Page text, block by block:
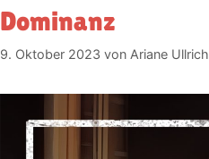
Dominanz
9. Oktober 2023 von Ariane Ullrich